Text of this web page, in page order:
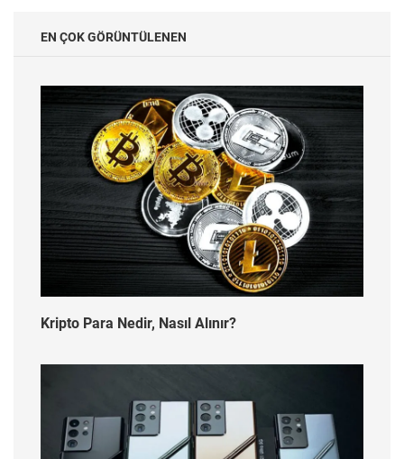
EN ÇOK GÖRÜNTÜLENEN
Kripto Para Nedir, Nasıl Alınır?